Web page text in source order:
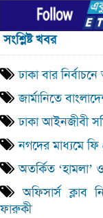
সংশ্লিষ্ট খবর
ঢাকা বার
জার্মানিতে
ঢাকা আইনজীবী
নগদের মাধ্যমে ফি
অতর্কিত ‘হামলা’
অফিসার্স ক্লাব
ফারুকী